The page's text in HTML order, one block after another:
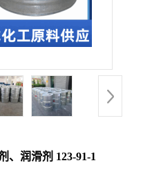
、润滑剂 123-91-1